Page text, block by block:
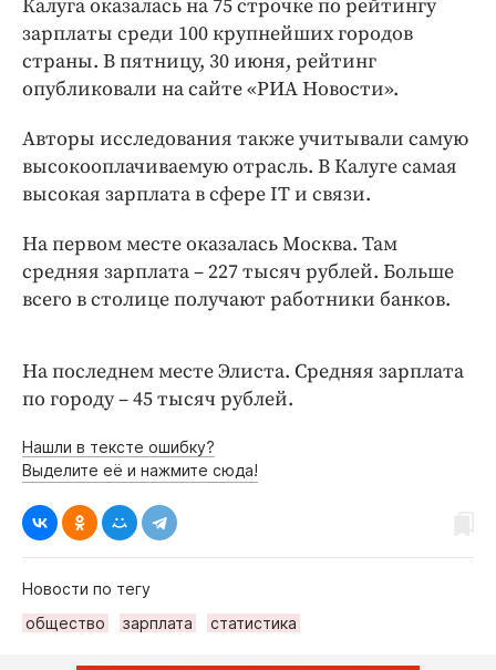
Медиаперсона
Интересное чтиво
Клиника года
Бренд года
Работодатель года
Калуга оказалась на 75 строчке по рейтингу
зарплаты среди 100 крупнейших городов
страны. В пятницу, 30 июня, рейтинг
опубликовали на сайте «РИА Новости».
Авторы исследования также учитывали самую
высокооплачиваемую отрасль. В Калуге самая
высокая зарплата в сфере IT и связи.
На первом месте оказалась Москва. Там
средняя зарплата – 227 тысяч рублей. Больше
всего в столице получают работники банков.
На последнем месте Элиста. Средняя зарплата
по городу – 45 тысяч рублей.
Нашли в тексте ошибку?
Выделите её и нажмите сюда!
Новости по тегу
общество
зарплата статистика